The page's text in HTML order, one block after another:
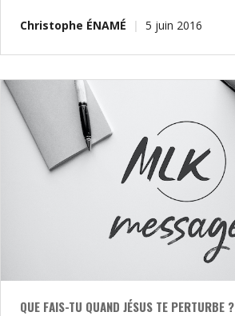
Christophe ÉNAMÉ 5 juin 2016
QUE FAIS-TU QUAND JÉSUS TE PERTURBE ?